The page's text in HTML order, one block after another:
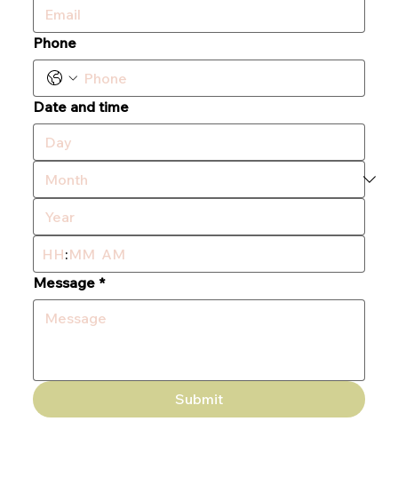
Phone
Date and time
:
AM
Message *
Submit